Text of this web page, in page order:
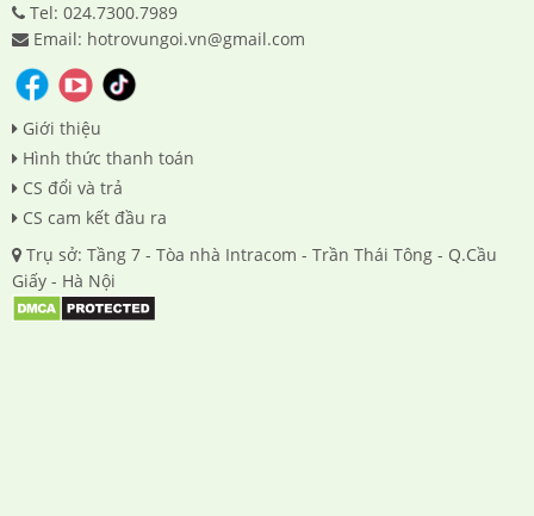
Tel: 024.7300.7989
Email: hotrovungoi.vn@gmail.com
Giới thiệu
Hình thức thanh toán
CS đổi và trả
CS cam kết đầu ra
Trụ sở: Tầng 7 - Tòa nhà Intracom - Trần Thái Tông - Q.Cầu
Giấy - Hà Nội